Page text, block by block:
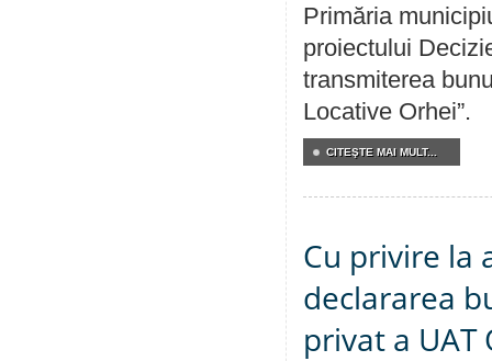
Primăria
proiectului
transmiterea
Locative Orhei”.
CITEŞTE MAI MULT...
Cu privire la
declararea
privat a UAT